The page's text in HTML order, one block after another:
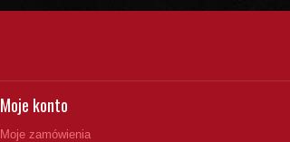
Moje konto
Moje zamówienia